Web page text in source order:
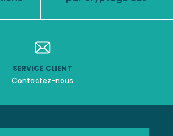
SERVICE CLIENT
Contactez-nous